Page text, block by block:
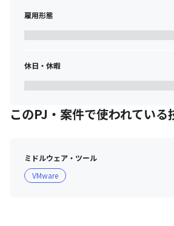
12:00～　休憩
19:00～　引継ぎ
・夜勤シフト
24:00～　休憩
25:00～　アラート対応&ルーチン作業&
＜アナリストチーム（サイバーセキュリテ
雇用形態
休日・休暇
このPJ・案件で使われている
ミドルウェア・ツール
VMware